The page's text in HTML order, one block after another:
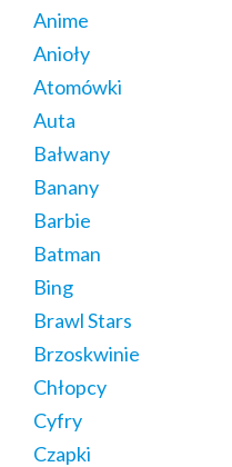
Anime
Anioły
Atomówki
Auta
Bałwany
Banany
Barbie
Batman
Bing
Brawl Stars
Brzoskwinie
Chłopcy
Cyfry
Czapki